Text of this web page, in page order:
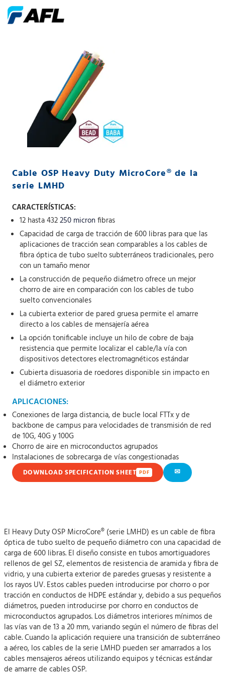
Cable OSP Heavy Duty MicroCore® de la
serie LMHD
CARACTERÍSTICAS:
12 hasta 432250 micron fibras
Capacidad de carga de tracción de 600 libras para que las
aplicaciones de tracción sean comparables a los cables de
fibra óptica de tubo suelto subterráneos tradicionales, pero
con un tamaño menor
La construcción de pequeño diámetro ofrece un mejor
chorro de aire en comparación con los cables de tubo
suelto convencionales
La cubierta exterior de pared gruesa permite el amarre
directo a los cables de mensajería aérea
La opción tonificable incluye un hilo de cobre de baja
resistencia que permite localizar el cable/la vía con
dispositivos detectores electromagnéticos estándar
Cubierta disuasoria de roedores disponible sin impacto en
el diámetro exterior
APLICACIONES:
Conexiones de larga distancia, de bucle local FTTx y de
backbone de campus para velocidades de transmisión de red
de 10G, 40G y 100G
Chorro de aire en microconductos agrupados
Instalaciones de sobrecarga de vías congestionadas
DOWNLOAD SPECIFICATION SHEET PDF ✉
El Heavy Duty OSP MicroCore® (serie LMHD) es un cable de fibra
óptica de tubo suelto de pequeño diámetro con una capacidad de
carga de 600 libras. El diseño consiste en tubos amortiguadores
rellenos de gel SZ, elementos de resistencia de aramida y fibra de
vidrio, y una cubierta exterior de paredes gruesas y resistente a
los rayos UV. Estos cables pueden introducirse por chorro o por
tracción en conductos de HDPE estándar y, debido a sus pequeños
diámetros, pueden introducirse por chorro en conductos de
microconductos agrupados. Los diámetros interiores mínimos de
las vías van de 13 a 20 mm, variando según el número de fibras del
cable. Cuando la aplicación requiere una transición de subterráneo
a aéreo, los cables de la serie LMHD pueden ser amarrados a los
cables mensajeros aéreos utilizando equipos y técnicas estándar
de amarre de cables OSP.